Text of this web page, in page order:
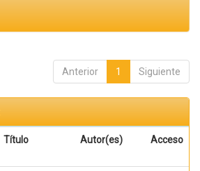
Anterior 1 Siguiente
Título Autor(es) Acceso